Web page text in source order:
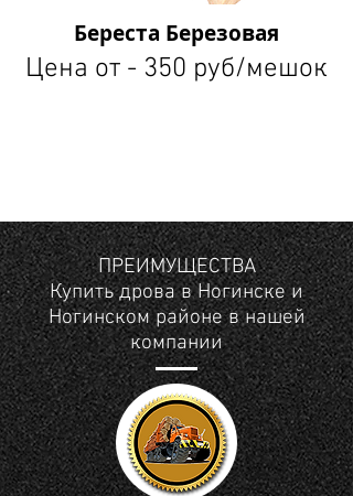
Береста Березовая
Цена от - 350 руб/мешок
ПРЕИМУЩЕСТВА
Купить дрова в Ногинске и
Ногинском районе в нашей
компании